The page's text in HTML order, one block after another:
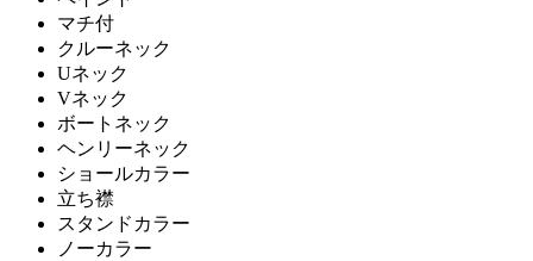
マチ付
クルーネック
Uネック
Vネック
ボートネック
ヘンリーネック
ショールカラー
立ち襟
スタンドカラー
ノーカラー